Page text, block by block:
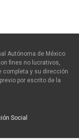
Autónoma de México
fines no lucrativos,
completa y su dirección
por escrito de la
Social